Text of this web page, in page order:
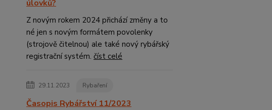
úlovků?
Z novým rokem 2024 přichází změny a to
né jen s novým formátem povolenky
(strojově čitelnou) ale také nový rybářský
registrační systém. číst celé
29.11.2023 Rybaření
Časopis Rybářství 11/2023